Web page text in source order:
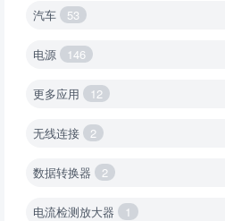
汽车 53
电源 146
更多应用 12
无线连接 2
数据转换器 2
电流检测放大器 1